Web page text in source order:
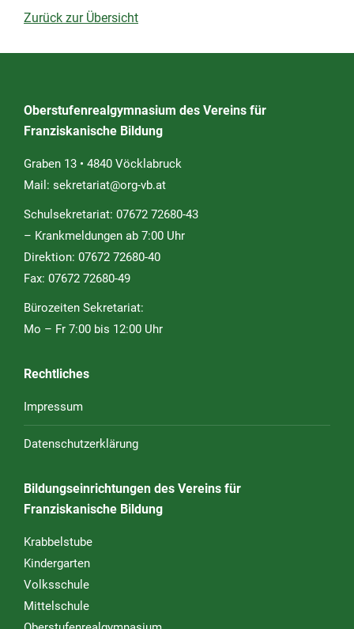
Zurück zur Übersicht
Oberstufenrealgymnasium des Vereins für
Franziskanische Bildung
Graben 13 • 4840 Vöcklabruck
Mail: sekretariat@org-vb.at
Schulsekretariat: 07672 72680-43
– Krankmeldungen ab 7:00 Uhr
Direktion: 07672 72680-40
Fax: 07672 72680-49
Bürozeiten Sekretariat:
Mo – Fr 7:00 bis 12:00 Uhr
Rechtliches
Impressum
Datenschutzerklärung
Bildungseinrichtungen des Vereins für
Franziskanische Bildung
Krabbelstube
Kindergarten
Volksschule
Mittelschule